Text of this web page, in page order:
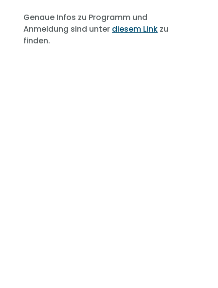
Genaue Infos zu Programm und
Anmeldung sind unter diesem Link zu
finden.